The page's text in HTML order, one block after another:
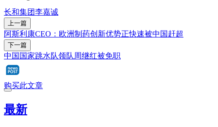
长和集团李嘉诚
上一篇
阿斯利康CEO：欧洲制药创新优势正快速被中国赶超
下一篇
中国国家跳水队领队周继红被免职
购买此文章
最新